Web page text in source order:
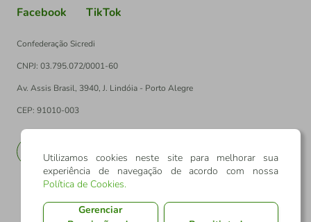
Facebook TikTok
Confederação Sicredi
CNPJ: 03.795.072/0001-60
Av. Assis Brasil, 3940, J. Lindóia - Porto Alegre
CEP: 91010-003
Utilizamos cookies neste site para melhorar sua
experiência de navegação de acordo com nossa
Política de Cookies.
Gerenciar